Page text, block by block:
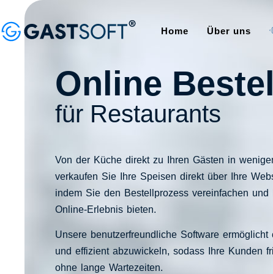
Home Über uns
Online
für Restaurants​
Von der Küche direkt zu Ihren Gästen in
verkaufen Sie Ihre Speisen direkt über Ihre
indem Sie den Bestellprozess vereinfachen
Online-Erlebnis bieten.
Unsere benutzerfreundliche Software ermöglicht
und effizient abzuwickeln, sodass Ihre Kunden
ohne lange Wartezeiten.